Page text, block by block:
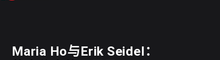
Maria Ho与Erik Seidel：